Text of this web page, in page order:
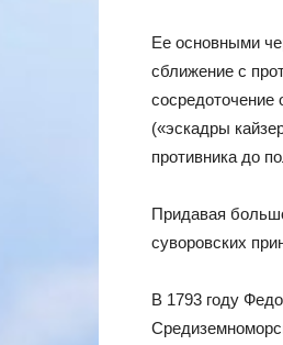
Ее основными
сближение с
сосредоточение
(«эскадры
противника до
Придавая
суворовских
В 1793 году